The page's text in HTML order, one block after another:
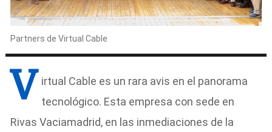
Partners de Virtual Cable
V irtual Cable es un rara avis en el panorama
tecnológico. Esta empresa con sede en
Rivas Vaciamadrid, en las inmediaciones de la